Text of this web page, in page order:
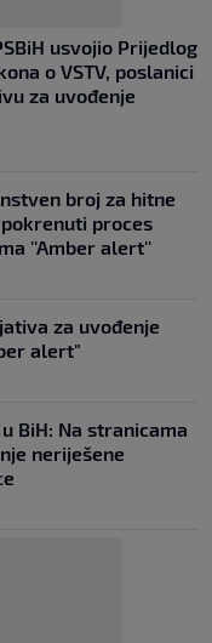
usvojio Prijedlog
o VSTV, poslanici
za uvođenje
broj za hitne
proces
''Amber alert''
za uvođenje
alert"
BiH: Na stranicama
neriješene